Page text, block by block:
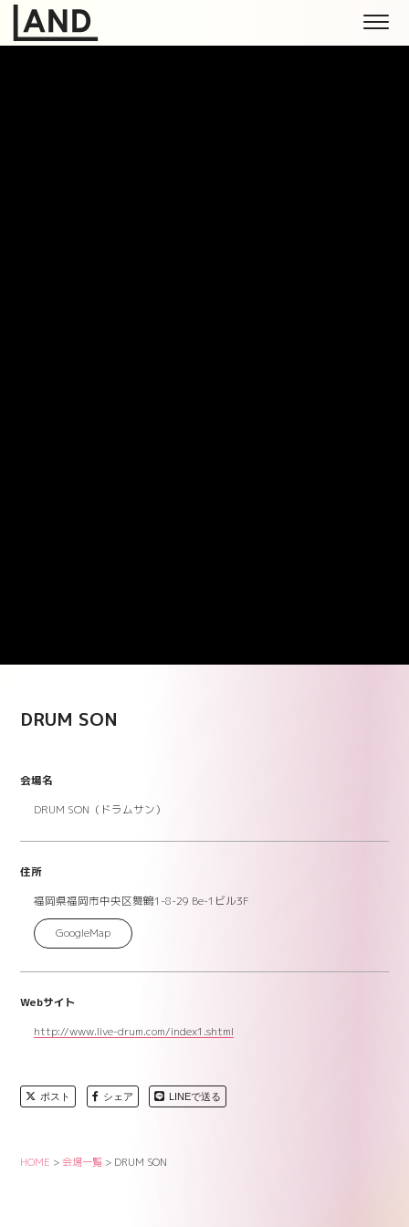
DRUM SON
会場名
DRUM SON（ドラムサン）
住所
福岡県福岡市中央区舞鶴1-8-29 Be-1ビル3F
GoogleMap
Webサイト
http://www.live-drum.com/index1.shtml
ポスト シェア LINEで送る
HOME >会場一覧 > DRUM SON